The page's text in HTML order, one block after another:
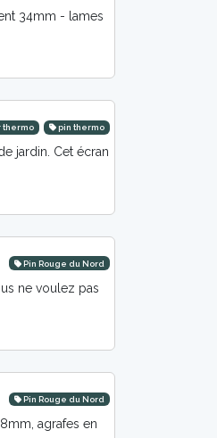
34mm - lames
pin thermo
jardin. Cet écran
Pin Rouge du Nord
ne voulez pas
Pin Rouge du Nord
agrafes en